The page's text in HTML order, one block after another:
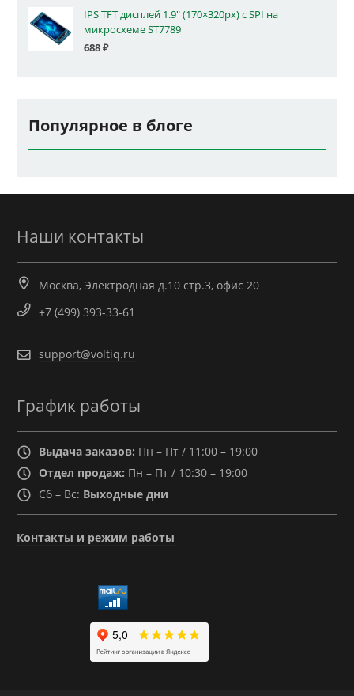
IPS TFT дисплей 1.9" (170×320px) с SPI на
микросхеме ST7789
688₽
Популярное в блоге
Наши контакты
Москва, Электродная д.10 стр.3, офис 20
+7 (499) 393-33-61
support@voltiq.ru
График работы
Выдача заказов: Пн – Пт / 11:00 – 19:00
Отдел продаж: Пн – Пт / 10:30 – 19:00
Сб – Вс: Выходные дни
Контакты и режим работы